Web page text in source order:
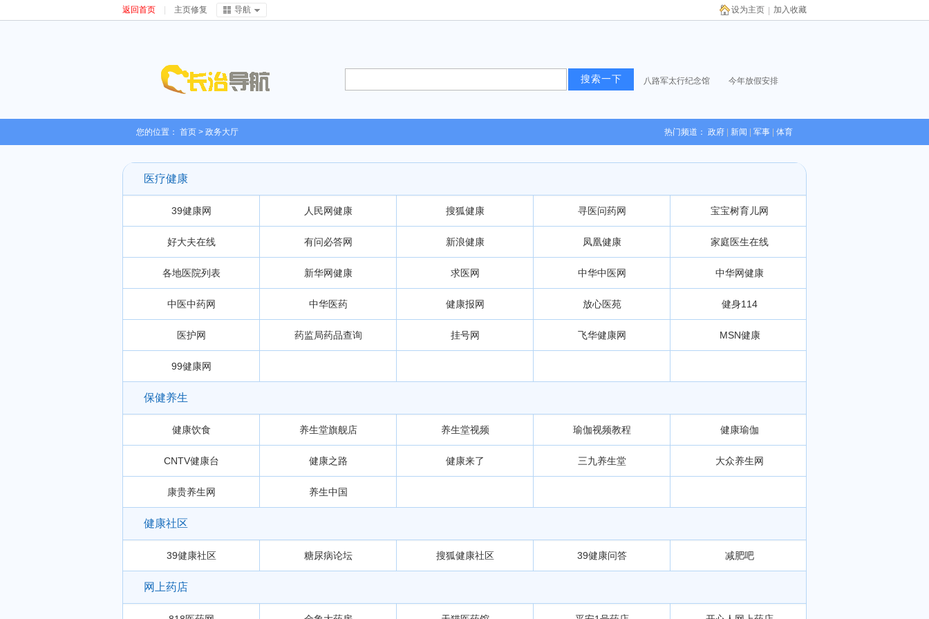
返回首页 主页修复 导航 加入收藏
设为主页
八路军太行纪念馆 今年放假安排
您的位置： 首页 > 政务大厅 热门频道： 政府 新闻 军事 体育
医疗健康
39健康网 人民网健康 搜狐健康 寻医问药网 宝宝树育儿网
好大夫在线 有问必答网 新浪健康 凤凰健康 家庭医生在线
各地医院列表 新华网健康 求医网 中华中医网 中华网健康
中医中药网 中华医药 健康报网 放心医苑 健身114
医护网 药监局药品查询 挂号网 飞华健康网 MSN健康
99健康网
保健养生
健康饮食 养生堂旗舰店 养生堂视频 瑜伽视频教程 健康瑜伽
CNTV健康台 健康之路 健康来了 三九养生堂 大众养生网
康贵养生网 养生中国
健康社区
39健康社区 糖尿病论坛 搜狐健康社区 39健康问答 减肥吧
网上药店